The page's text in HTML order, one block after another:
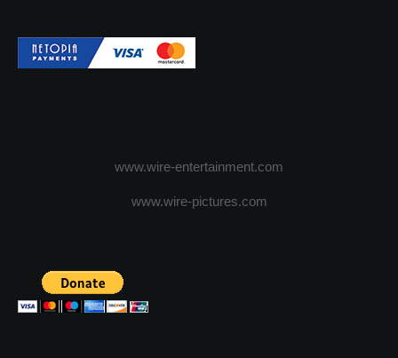
www.wire-entertainment.com
www.wire-pictures.com